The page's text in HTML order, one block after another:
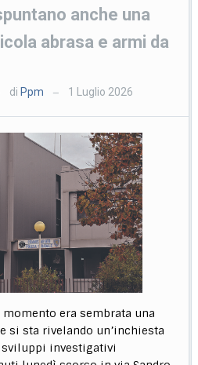
anche una
abrasa e armi da
di Ppm — 1 Luglio 2026
era sembrata una
si sta rivelando un’inchiesta
sviluppi investigativi